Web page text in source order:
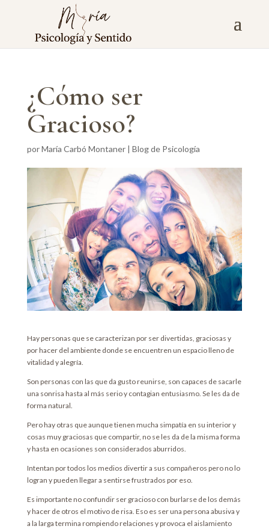
¿Cómo ser
Gracioso?
porMaría Carbó Montaner| Blog de Psicología
Hay personas que se caracterizan por ser divertidas, graciosas y
por hacer del ambiente donde se encuentren un espacio lleno de
vitalidad y alegría.
Son personas con las que da gusto reunirse, son capaces de sacarle
una sonrisa hasta al más serio y contagian entusiasmo. Se les da de
forma natural.
Pero hay otras que aunque tienen mucha simpatía en su interior y
cosas muy graciosas que compartir, no se les da de la misma forma
y hasta en ocasiones son considerados aburridos.
Intentan por todos los medios divertir a sus compañeros pero no lo
logran y pueden llegar a sentirse frustrados por eso.
Es importante no confundir ser gracioso con burlarse de los demás
y hacer de otros el motivo de risa. Eso es ser una persona abusiva y
a la larga termina rompiendo relaciones y provoca el aislamiento